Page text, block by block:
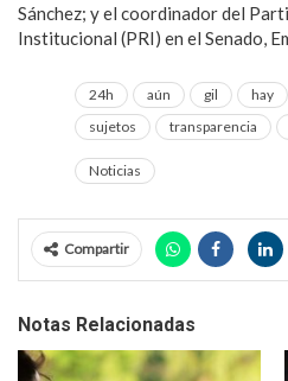
Sánchez; y el coordinador del
Institucional (PRI) en el Senado,
24h aún gil hay
sujetos
transparencia
Noticias
Compartir
Notas Relacionadas